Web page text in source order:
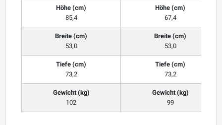
Höhe (cm)
85,4
Höhe (cm)
67,4
Breite (cm)
53,0
Breite (cm)
53,0
Tiefe (cm)
73,2
Tiefe (cm)
73,2
Gewicht (kg)
102
Gewicht (kg)
99